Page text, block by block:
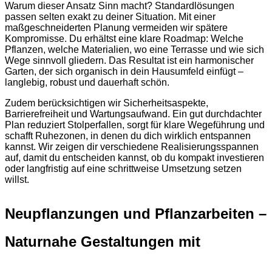
Warum dieser Ansatz Sinn macht? Standardlösungen
passen selten exakt zu deiner Situation. Mit einer
maßgeschneiderten Planung vermeiden wir spätere
Kompromisse. Du erhältst eine klare Roadmap: Welche
Pflanzen, welche Materialien, wo eine Terrasse und wie sich
Wege sinnvoll gliedern. Das Resultat ist ein harmonischer
Garten, der sich organisch in dein Hausumfeld einfügt –
langlebig, robust und dauerhaft schön.
Zudem berücksichtigen wir Sicherheitsaspekte,
Barrierefreiheit und Wartungsaufwand. Ein gut durchdachter
Plan reduziert Stolperfallen, sorgt für klare Wegeführung und
schafft Ruhezonen, in denen du dich wirklich entspannen
kannst. Wir zeigen dir verschiedene Realisierungsspannen
auf, damit du entscheiden kannst, ob du kompakt investieren
oder langfristig auf eine schrittweise Umsetzung setzen
willst.
Neupflanzungen und Pflanzarbeiten –
Naturnahe Gestaltungen mit